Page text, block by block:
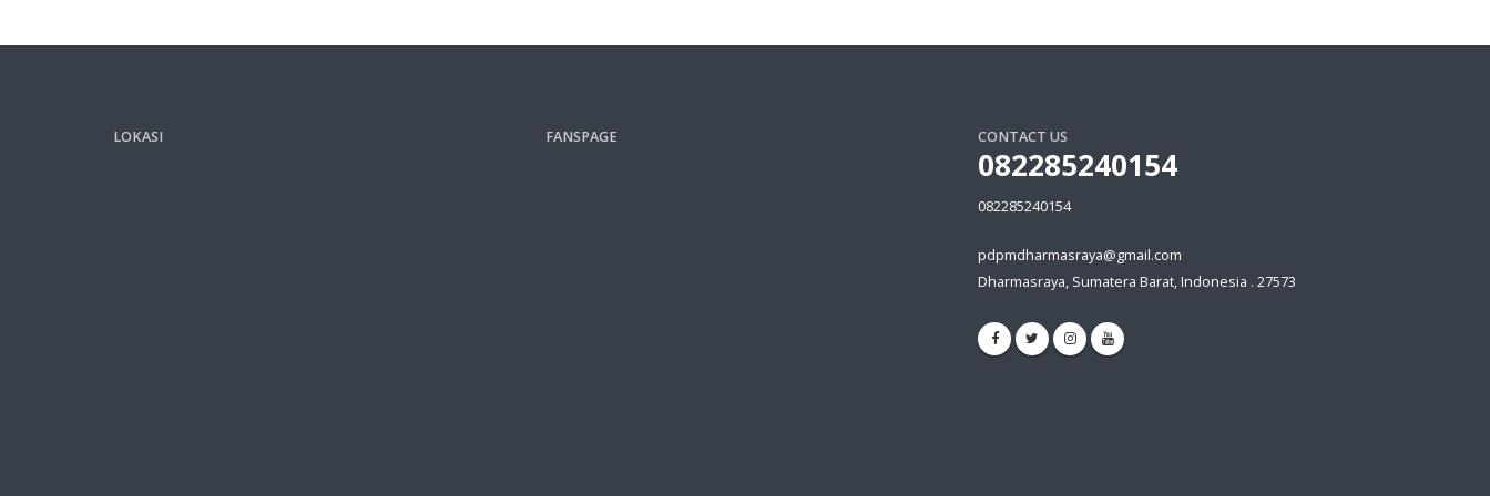
LOKASI FANSPAGE CONTACT US
082285240154
082285240154
pdpmdharmasraya@gmail.com
Dharmasraya, Sumatera Barat, Indonesia . 27573